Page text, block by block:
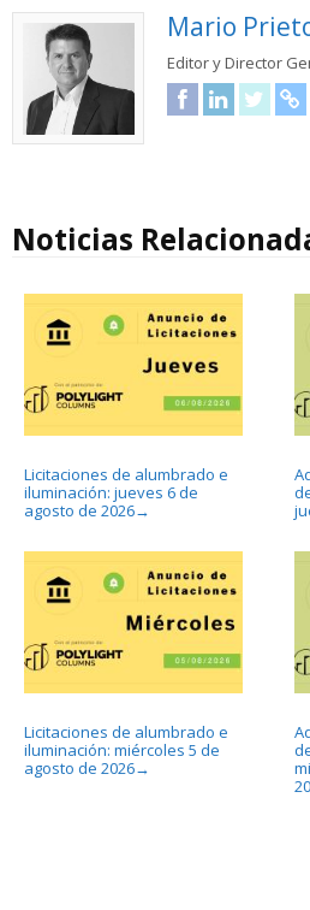
Mario
Editor y Director
FacebookLinkedIn
Noticias
Licitaciones de alumbrado e
iluminación: jueves 6 de
agosto de 2026→
Licitaciones de alumbrado e
iluminación: miércoles 5 de
agosto de 2026→